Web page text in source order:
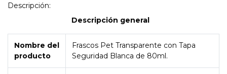
Descripción:
Descripción general
Nombre del
producto
Frascos Pet Transparente con Tapa
Seguridad Blanca de 80ml.